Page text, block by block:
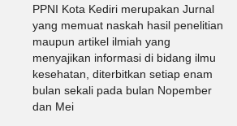
PPNI Kota Kediri merupakan Jurnal
yang memuat naskah hasil penelitian
maupun artikel ilmiah yang
menyajikan informasi di bidang ilmu
kesehatan, diterbitkan setiap enam
bulan sekali pada bulan Nopember
dan Mei